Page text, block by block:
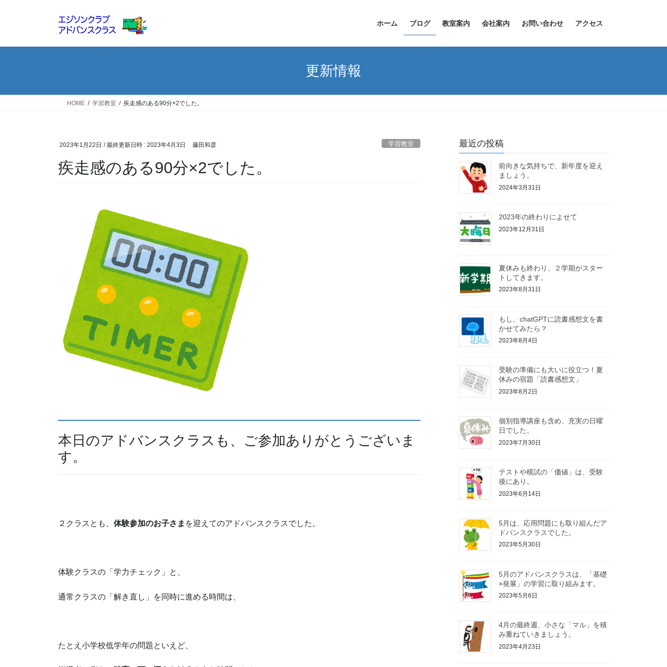
ホーム ブログ 教室案内 会社案内 お問い合わせ アクセス
更新情報
HOME 学習教室 疾走感のある90分×2でした。
2023年1月22日 / 最終更新日時 : 2023年4月3日 藤田和彦 学習教室
疾走感のある90分×2でした。
本日のアドバンスクラスも、ご参加ありがとうございま
す。
２クラスとも、 体験参加のお子さま を迎えてのアドバンスクラスでした。
体験クラスの「学力チェック」と、
通常クラスの「解き直し」を同時に進める時間は、
たとえ小学校低学年の問題といえど、
最近の投稿
前向きな気持ちで、新年度を迎え
ましょう。
2024年3月31日
2023年の終わりによせて
2023年12月31日
夏休みも終わり、２学期がスター
トしてきます。
2023年8月31日
もし、chatGPTに読書感想文を書
かせてみたら？
2023年8月4日
受験の準備にも大いに役立つ！夏
休みの宿題「読書感想文」
2023年8月2日
個別指導講座も含め、充実の日曜
日でした。
2023年7月30日
テストや模試の「価値」は、受験
後にあり。
2023年6月14日
5月は、応用問題にも取り組んだア
ドバンスクラスでした。
2023年5月30日
5月のアドバンスクラスは、「基礎
×発展」の学習に取り組みます。
2023年5月6日
4月の最終週、小さな「マル」を積
み重ねていきましょう。
2023年4月23日